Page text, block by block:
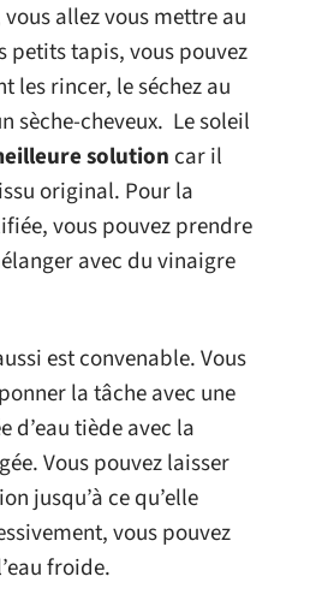
allez vous mettre au
petits tapis, vous pouvez
les rincer, le séchez au
sèche-cheveux. Le soleil
solution car il
original. Pour la
vous pouvez prendre
avec du vinaigre
est convenable. Vous
la tâche avec une
d’eau tiède avec la
Vous pouvez laisser
jusqu’à ce qu’elle
vous pouvez
froide.